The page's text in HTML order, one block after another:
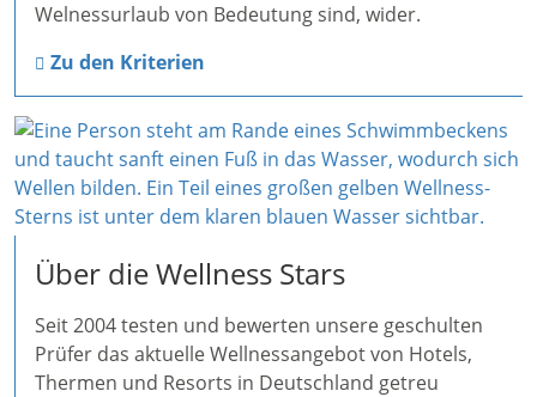
Welnessurlaub von Bedeutung sind, wider.
Zu den Kriterien
Über die Wellness Stars
Seit 2004 testen und bewerten unsere geschulten
Prüfer das aktuelle Wellnessangebot von Hotels,
Thermen und Resorts in Deutschland getreu